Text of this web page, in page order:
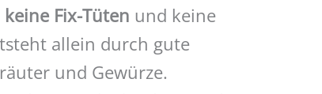
keine Fix-Tüten und keine
allein durch gute
und Gewürze.